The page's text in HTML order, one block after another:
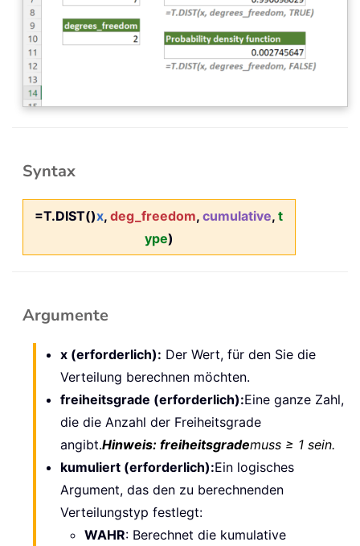
Syntax
=T.DIST()x,deg_freedom,cumulative,t
ype)
Argumente
x (erforderlich): Der Wert, für den Sie die
Verteilung berechnen möchten.
freiheitsgrade (erforderlich):Eine ganze Zahl,
die die Anzahl der Freiheitsgrade
angibt.Hinweis: freiheitsgrademuss ≥ 1 sein.
kumuliert (erforderlich):Ein logisches
Argument, das den zu berechnenden
Verteilungstyp festlegt:
WAHR: Berechnet die kumulative